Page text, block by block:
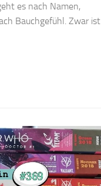
es nach Namen,
Bauchgefühl. Zwar ist